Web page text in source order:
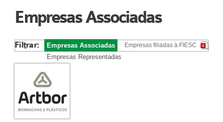
Abrangência
Acervo
Prestação de Contas
Central de Comunicação
Links
Agenda
Empresas Associadas
Empresas filiadas à FIESC
Filtrar:
Empresas Associadas
Empresas Representadas